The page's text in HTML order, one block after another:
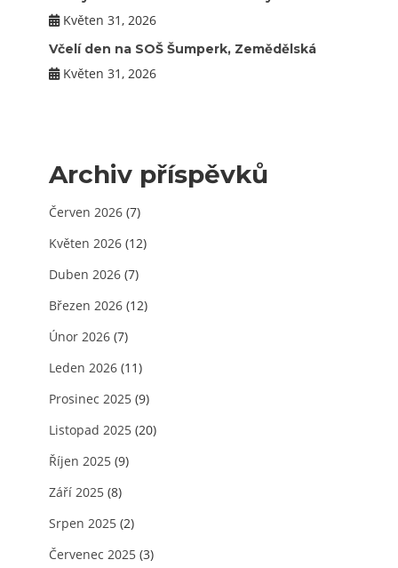
Květen 31, 2026
Včelí den na SOŠ Šumperk, Zemědělská
Květen 31, 2026
Archiv příspěvků
Červen 2026 (7)
Květen 2026 (12)
Duben 2026 (7)
Březen 2026 (12)
Únor 2026 (7)
Leden 2026 (11)
Prosinec 2025 (9)
Listopad 2025 (20)
Říjen 2025 (9)
Září 2025 (8)
Srpen 2025 (2)
Červenec 2025 (3)